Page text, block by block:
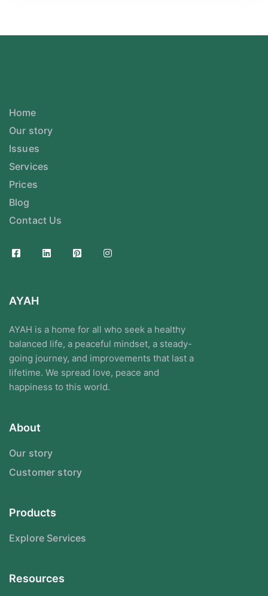
Home
Our story
Issues
Services
Prices
Blog
Contact Us
AYAH
AYAH is a home for all who seek a healthy
balanced life, a peaceful mindset, a steady-
going journey, and improvements that last a
lifetime. We spread love, peace and
happiness to this world.
About
Our story
Customer story
Products
Explore Services
Resources